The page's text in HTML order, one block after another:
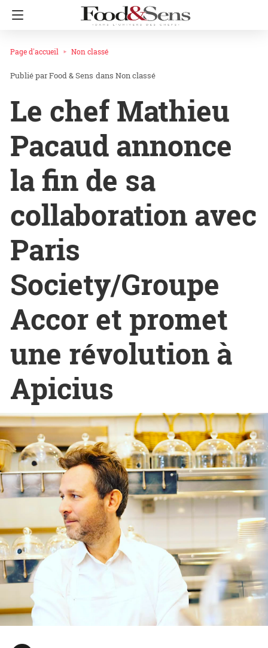
Page d'accueil Non classé
Food & Sens dans Non classé
Le chef Mathieu
Pacaud annonce
la fin de sa
collaboration avec
Paris
Society/Groupe
Accor et promet
une révolution à
Apicius